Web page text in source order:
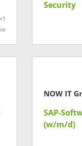
Security
NOW IT
SAP-
(w/m/d)